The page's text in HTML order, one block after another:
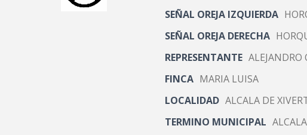
SEÑAL OREJA IZQUIERDA
SEÑAL OREJA DERECHA
REPRESENTANTE ALEJANDRO
FINCA MARIA LUISA
LOCALIDAD ALCALA DE
TERMINO MUNICIPAL